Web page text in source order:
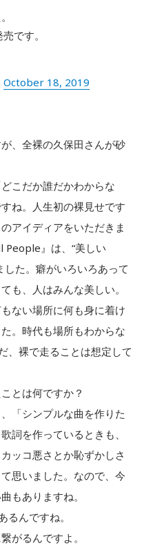
です。
October 18, 2019
、全裸の久保田さんが砂
こだか誰だかわからな
ね。人生初の裸見せです
アイディアをいただきま
People』は、“美しい
した。癖がいろいろあって
も、人はみんな美しい。
ない場所に何も身に着け
。時代も場所もわからな
、裸で走ることは想定して
とは何ですか？
「シンプルな曲を作りた
詞を作っているときも、
ッコ悪さとか恥ずかしさ
思いました。なので、今
もありますね。
るんですね。
がるんですよ。